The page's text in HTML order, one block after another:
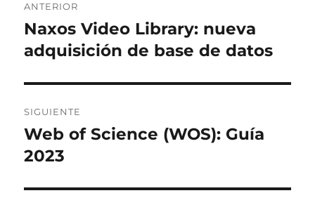
de
entradas
ANTERIOR
Entrada
anterior:
Naxos Video Library: nueva
adquisición de base de datos
SIGUIENTE
Entrada
siguiente:
Web of Science (WOS): Guía
2023